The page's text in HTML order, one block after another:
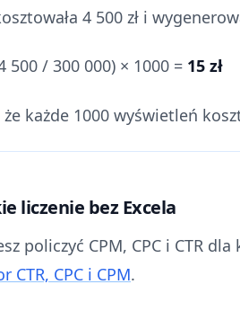
4 500 zł i
500 / 300 000) × 1000 = 15 zł
każde 1000 wyświetleń
liczenie bez Excela
policzyć CPM, CPC i CTR
CTR, CPC i CPM.